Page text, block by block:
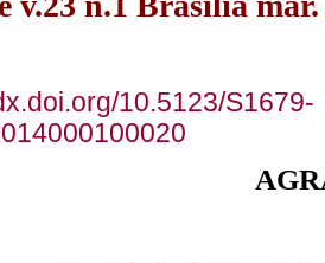
10.5123/S1679-